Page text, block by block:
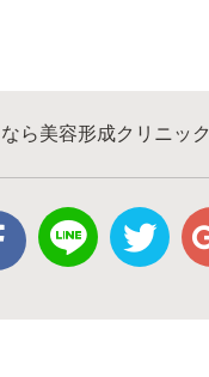
なら美容形成クリニック